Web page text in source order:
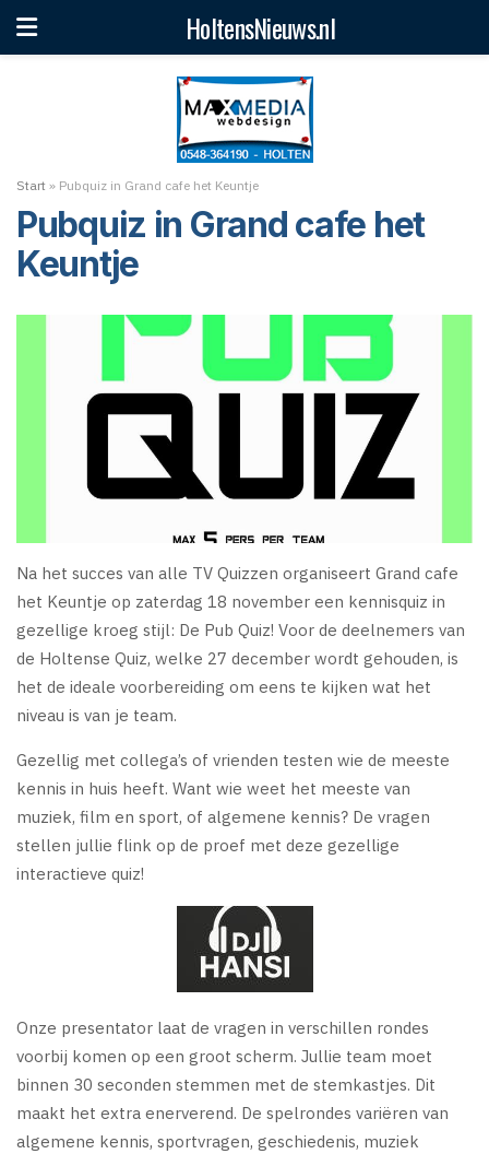
HoltensNieuws.nl
Start » Pubquiz in Grand cafe het Keuntje
Pubquiz in Grand cafe het
Keuntje
Na het succes van alle TV Quizzen organiseert Grand cafe
het Keuntje op zaterdag 18 november een kennisquiz in
gezellige kroeg stijl: De Pub Quiz! Voor de deelnemers van
de Holtense Quiz, welke 27 december wordt gehouden, is
het de ideale voorbereiding om eens te kijken wat het
niveau is van je team.
Gezellig met collega’s of vrienden testen wie de meeste
kennis in huis heeft. Want wie weet het meeste van
muziek, film en sport, of algemene kennis? De vragen
stellen jullie flink op de proef met deze gezellige
interactieve quiz!
Onze presentator laat de vragen in verschillen rondes
voorbij komen op een groot scherm. Jullie team moet
binnen 30 seconden stemmen met de stemkastjes. Dit
maakt het extra enerverend. De spelrondes variëren van
algemene kennis, sportvragen, geschiedenis, muziek